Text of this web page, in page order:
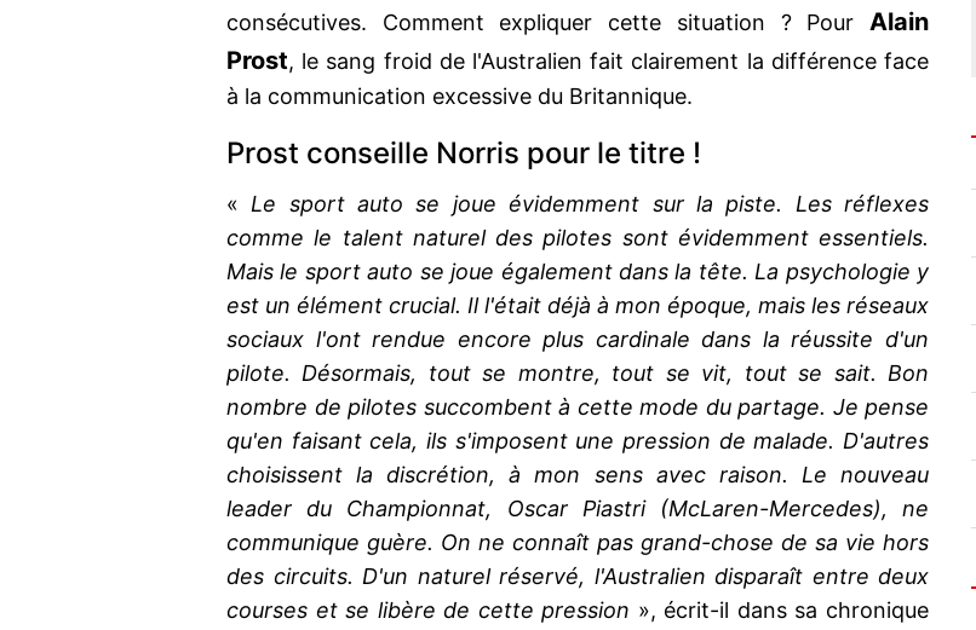
consécutives. Comment expliquer cette situation ? Pour Alain
Prost, le sang froid de l'Australien fait clairement la différence face
à la communication excessive du Britannique.
Prost conseille Norris pour le titre !
«Le sport auto se joue évidemment sur la piste. Les réflexes
comme le talent naturel des pilotes sont évidemment essentiels.
Mais le sport auto se joue également dans la tête. La psychologie y
est un élément crucial. Il l'était déjà à mon époque, mais les réseaux
sociaux l'ont rendue encore plus cardinale dans la réussite d'un
pilote. Désormais, tout se montre, tout se vit, tout se sait. Bon
nombre de pilotes succombent à cette mode du partage. Je pense
qu'en faisant cela, ils s'imposent une pression de malade. D'autres
choisissent la discrétion, à mon sens avec raison. Le nouveau
leader du Championnat, Oscar Piastri (McLaren-Mercedes), ne
communique guère. On ne connaît pas grand-chose de sa vie hors
des circuits. D'un naturel réservé, l'Australien disparaît entre deux
courses et se libère de cette pression », écrit-il dans sa chronique